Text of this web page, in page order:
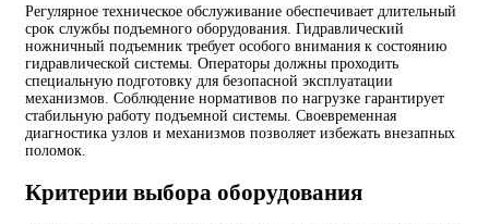
Регулярное техническое обслуживание обеспечивает длительный
срок службы подъемного оборудования. Гидравлический
ножничный подъемник требует особого внимания к состоянию
гидравлической системы. Операторы должны проходить
специальную подготовку для безопасной эксплуатации
механизмов. Соблюдение нормативов по нагрузке гарантирует
стабильную работу подъемной системы. Своевременная
диагностика узлов и механизмов позволяет избежать внезапных
поломок.
Критерии выбора оборудования